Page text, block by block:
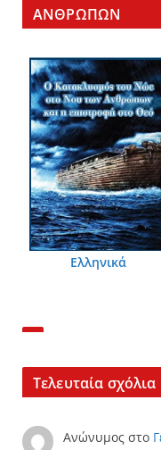
ΑΝΘΡΩΠΩΝ
Ελληνικά
Τελευταία σχόλια
Ανώνυμοςστο